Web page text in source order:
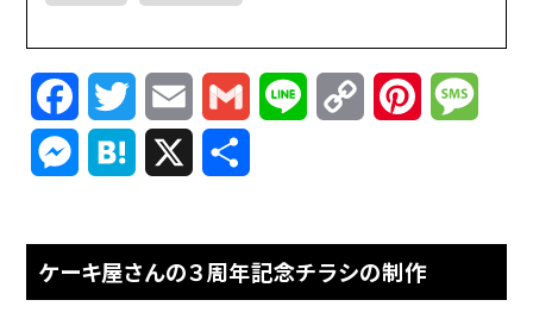
FacebookTwitterEmail Gmail Line
Copy
Link
Pinterest
Messenger
Hatena
ケーキ屋さんの３周年記念チラシの制作